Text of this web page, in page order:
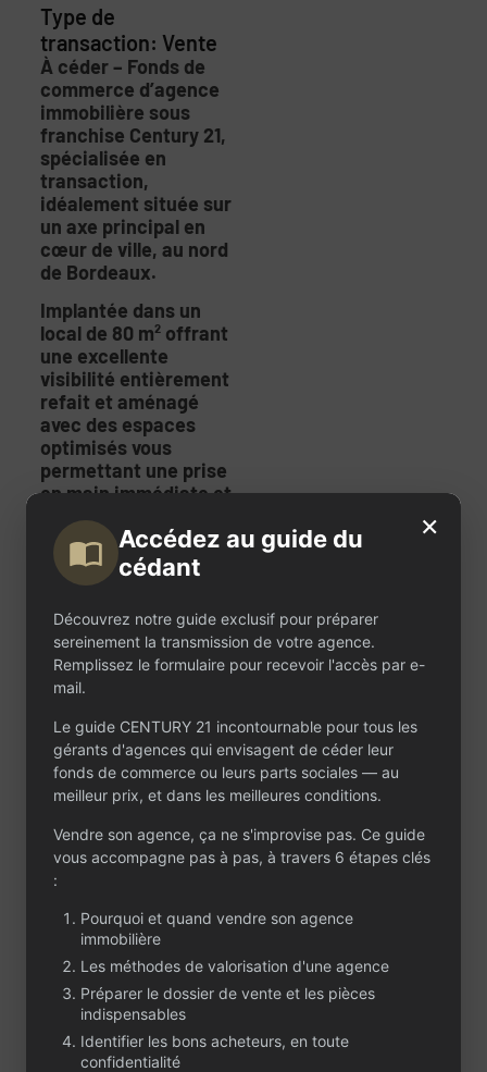
Type de
transaction: Vente
À céder – Fonds de
commerce d’agence
immobilière sous
franchise Century 21,
spécialisée en
transaction,
idéalement située sur
un axe principal en
cœur de ville, au nord
de Bordeaux.
Implantée dans un
local de 80 m² offrant
une excellente
visibilité entièrement
refait et aménagé
avec des espaces
optimisés vous
permettant une prise
en main immédiate et
sereine, cette
agence bénéficie
d’un emplacement
stratégique et d’un
environnement
commercial
dynamique. L’équipe
est actuellement
composée du
dirigeant et d’un
conseiller
transaction.
Ville attractive du
Médoc, aux portes de
Bordeaux, en forte
croissance
offrant un cadre de
vie recherché entre
dynamisme
économique,
accessibilité et
marché immobilier
actif et porteur.
×
Accédez au guide du
cédant
Découvrez notre guide exclusif pour préparer
sereinement la transmission de votre agence.
Remplissez le formulaire pour recevoir l'accès par e-
mail.
Le guide CENTURY 21 incontournable pour tous les
gérants d'agences qui envisagent de céder leur
fonds de commerce ou leurs parts sociales — au
meilleur prix, et dans les meilleures conditions.
Vendre son agence, ça ne s'improvise pas. Ce guide
vous accompagne pas à pas, à travers 6 étapes clés
:
Pourquoi et quand vendre son agence
immobilière
Les méthodes de valorisation d'une agence
Préparer le dossier de vente et les pièces
indispensables
Identifier les bons acheteurs, en toute
confidentialité